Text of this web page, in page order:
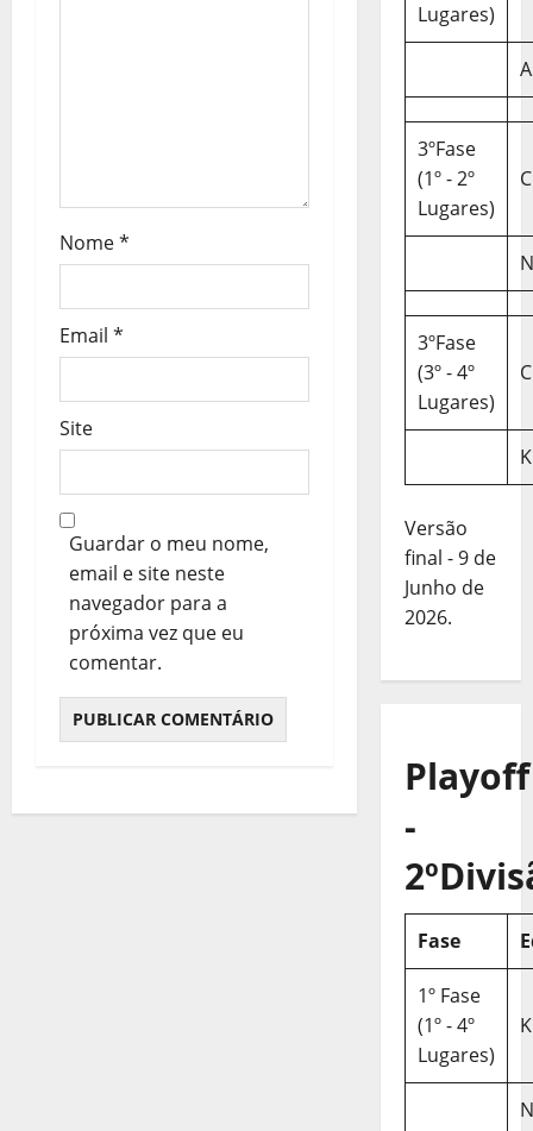
g
o
s
Nome*
Email *
Site
Guardar o meu nome,
email e site neste
navegador para a
próxima vez que eu
comentar.
Lugares)
3ºFase
(1º - 2º
Lugares)
3ºFase
(3º - 4º
Lugares)
Versão
final - 9 de
Junho de
2026.
Playoff
-
Fase
1º Fase
(1º - 4º
Lugares)